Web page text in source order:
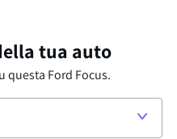
tua auto
questa Ford Focus.